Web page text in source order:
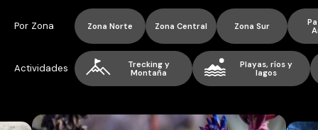
Por Zona Zona Norte Zona Central Zona Sur
Actividades
Trecking y
Montaña
Playas, ríos y
lagos